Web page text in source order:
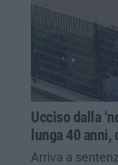
Ucciso dalla
lunga 40 anni,
Arriva a